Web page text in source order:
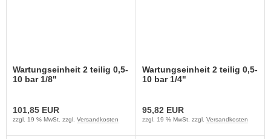
Wartungseinheit 2 teilig 0,5-
10 bar 1/8"
101,85 EUR
zzgl. 19 % MwSt. zzgl. Versandkosten
Wartungseinheit 2 teilig 0,5-
10 bar 1/4"
95,82 EUR
zzgl. 19 % MwSt. zzgl. Versandkosten